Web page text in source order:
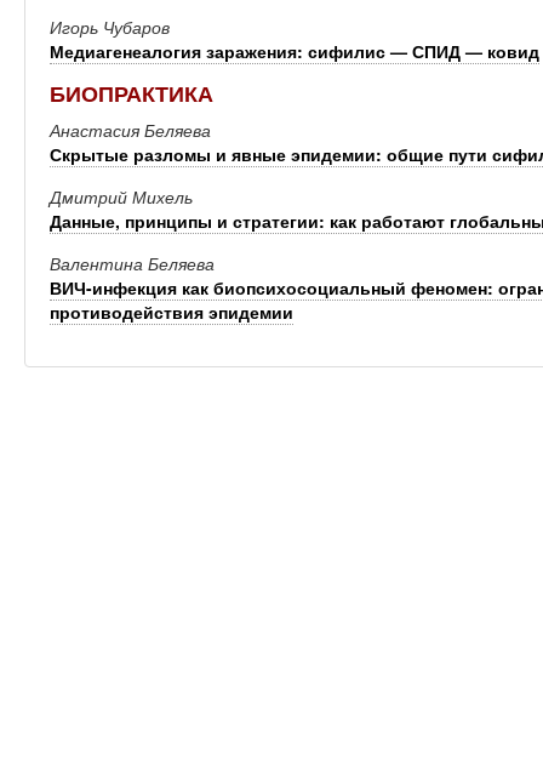
Игорь Чубаров
Медиагенеалогия заражения: сифилис — СПИД — ковид
БИОПРАКТИКА
Анастасия Беляева
Скрытые разломы и явные эпидемии: общие пути
Дмитрий Михель
Данные, принципы и стратегии: как работают
Валентина Беляева
ВИЧ-инфекция как биопсихосоциальный феномен:
противодействия эпидемии